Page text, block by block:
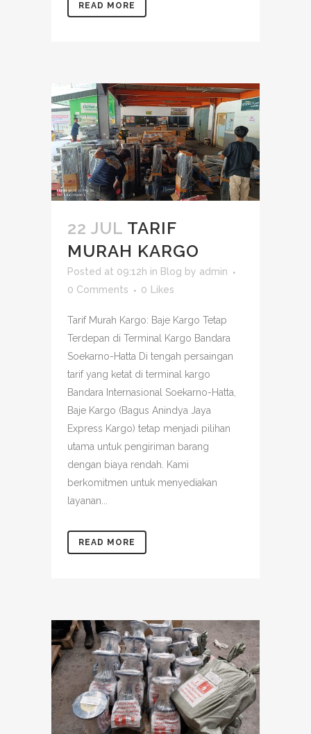
READ MORE
22 JUL TARIF
MURAH KARGO
Posted at 09:12h in Blog by admin
0 Comments
0 Likes
Tarif Murah Kargo: Baje Kargo Tetap
Terdepan di Terminal Kargo Bandara
Soekarno-Hatta Di tengah persaingan
tarif yang ketat di terminal kargo
Bandara Internasional Soekarno-Hatta,
Baje Kargo (Bagus Anindya Jaya
Express Kargo) tetap menjadi pilihan
utama untuk pengiriman barang
dengan biaya rendah. Kami
berkomitmen untuk menyediakan
layanan...
READ MORE